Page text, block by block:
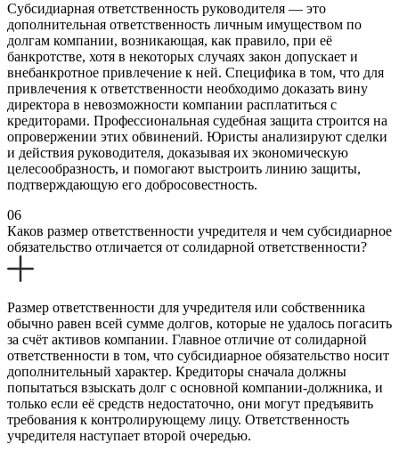
Субсидиарная ответственность руководителя — это
дополнительная ответственность личным имуществом по
долгам компании, возникающая, как правило, при её
банкротстве, хотя в некоторых случаях закон допускает и
внебанкротное привлечение к ней. Специфика в том, что для
привлечения к ответственности необходимо доказать вину
директора в невозможности компании расплатиться с
кредиторами. Профессиональная судебная защита строится на
опровержении этих обвинений. Юристы анализируют сделки
и действия руководителя, доказывая их экономическую
целесообразность, и помогают выстроить линию защиты,
подтверждающую его добросовестность.
06
Каков размер ответственности учредителя и чем субсидиарное
обязательство отличается от солидарной ответственности?
Размер ответственности для учредителя или собственника
обычно равен всей сумме долгов, которые не удалось погасить
за счёт активов компании. Главное отличие от солидарной
ответственности в том, что субсидиарное обязательство носит
дополнительный характер. Кредиторы сначала должны
попытаться взыскать долг с основной компании-должника, и
только если её средств недостаточно, они могут предъявить
требования к контролирующему лицу. Ответственность
учредителя наступает второй очередью.